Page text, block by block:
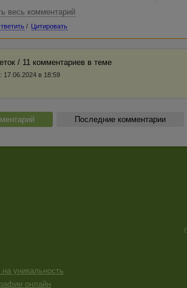
для дебюта - нормально, пойдёт.
весь комментарий
/ Цитировать
/ 11 комментариев в темe
17.06.2024 в 18:59
Последние комментарии
на уникальность
онлайн